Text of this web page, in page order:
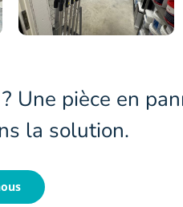
Une pièce en
la solution.